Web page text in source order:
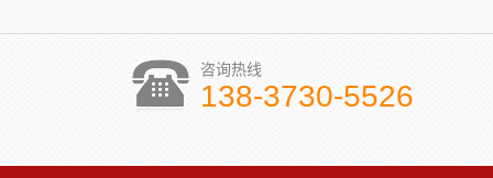
咨询热线
138-3730-5526